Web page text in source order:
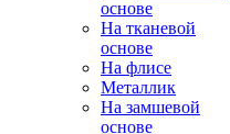
основе
На тканевой
основе
На флисе
Металлик
На замшевой
основе